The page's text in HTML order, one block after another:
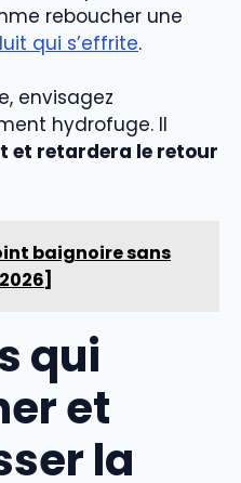
reboucher une
qui s’effrite.
envisagez
hydrofuge. Il
et retardera le retour
baignoire sans
qui
et
la